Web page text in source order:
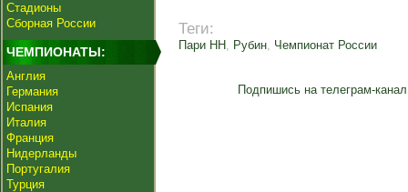
Стадионы
Сборная России
ЧЕМПИОНАТЫ:
Англия
Германия
Испания
Италия
Франция
Нидерланды
Португалия
Турция
Теги:
Пари НН , Рубин, Чемпионат России
Подпишись на телеграм-